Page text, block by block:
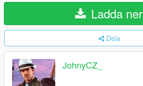
Ladda ner
Dela
JohnyCZ_